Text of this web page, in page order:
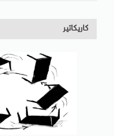
كاريكاتير